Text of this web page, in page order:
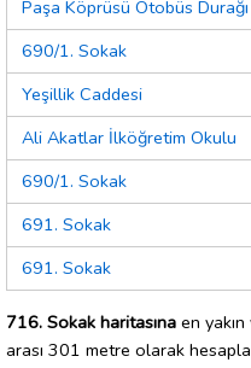
Paşa Köprüsü Otobüs Durağı
690/1. Sokak
Yeşillik Caddesi
Ali Akatlar İlköğretim Okulu
690/1. Sokak
691. Sokak
691. Sokak
716. Sokak haritasına en
arası 301 metre olarak